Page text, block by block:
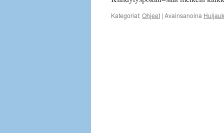
Kategoriat:Ohjeet | Avainsanoina